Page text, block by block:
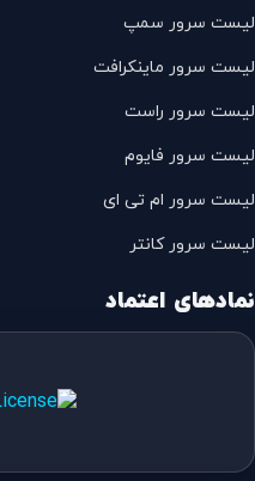
لیست سرور سمپ
لیست سرور ماینکرافت
لیست سرور راست
لیست سرور فایوم
لیست سرور ام تی ای
لیست سرور کانتر
نمادهای اعتماد